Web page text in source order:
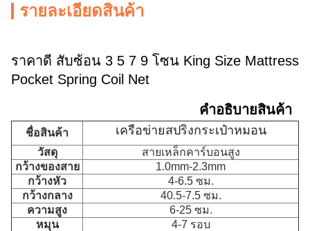
รายละเอียดสินค้า
ราคาดี สับซ้อน 3 5 7 9 โซน King Size Mattress
Pocket Spring Coil Net
คําอธิบายสินค้า
ชื่อสินค้า เครือข่ายสปริงกระเป๋าหมอน
วัสดุ
สายเหล็กคาร์บอนสูง
กว้างของสาย
1.0mm-2.3mm
กว้างหัว
4-6.5 ซม.
กว้างกลาง
40.5-7.5 ซม.
ความสูง
6-25 ซม.
หมุน
4-7 รอบ